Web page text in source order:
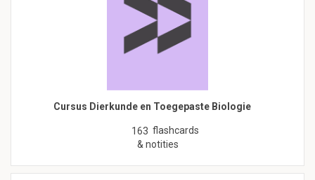
Cursus Dierkunde en Toegepaste Biologie
163 flashcards
& notities